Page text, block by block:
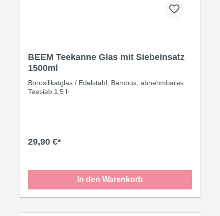
BEEM Teekanne Glas mit Siebeinsatz
1500ml
Borosilikatglas / Edelstahl, Bambus, abnehmbares
Teesieb 1,5 l·
29,90 €*
In den Warenkorb